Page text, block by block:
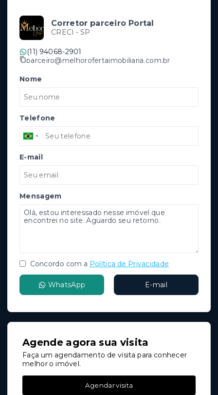
Corretor parceiro Portal
CRECI - SP
(11) 94068-2901
parceiro@melhorofertaimobiliaria.com.br
Nome
Telefone
E-mail
Mensagem
Concordo com a Política de Privacidade
WhatsApp E-mail
Agende agora sua visita
Faça um agendamento de visita para conhecer
melhor o imóvel.
Agendar visita